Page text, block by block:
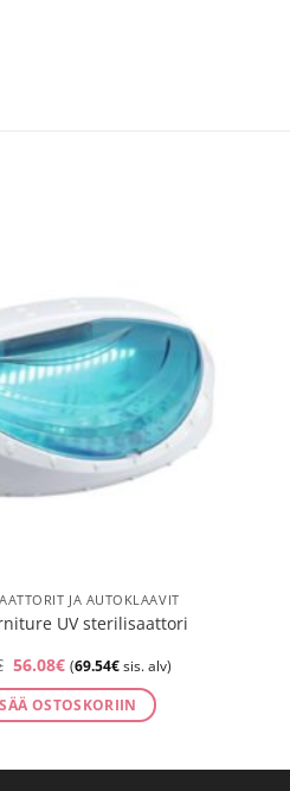
JA AUTOKLAAVIT
UV sterilisaattori
Alkuperäinen
oli:
68.87€.
56.08€Nykyinen
hinta
on:
56.08€.
(69.54€sis. alv)
OSTOSKORIIN